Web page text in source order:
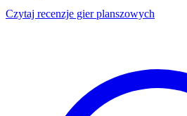
Czytaj recenzje gier planszowych